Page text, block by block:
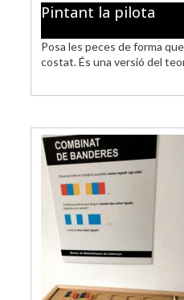
Pintant la pilota
Posa les peces de forma
costat. És una versió del